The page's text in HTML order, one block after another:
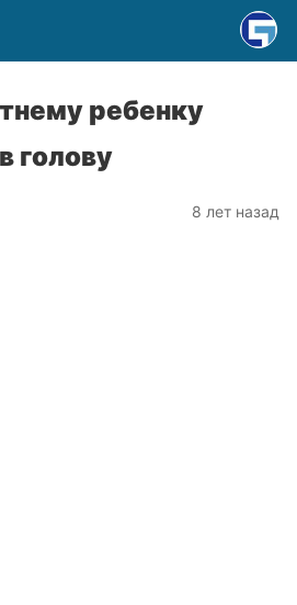
ребенку
голову
8 лет назад